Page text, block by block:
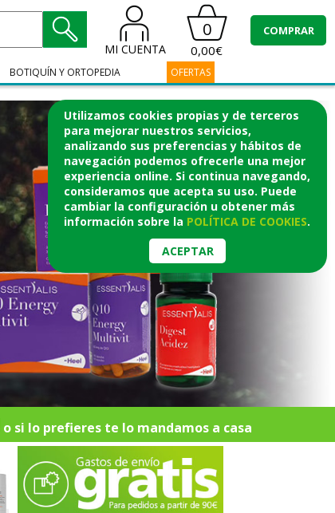
Utilizamos cookies propias y de terceros
para mejorar nuestros servicios,
analizando sus preferencias y hábitos de
navegación podemos ofrecerle una mejor
experiencia online. Si continua navegando,
consideramos que acepta su uso. Puede
cambiar la configuración u obtener más
información sobre la POLÍTICA DE COOKIES.
ACEPTAR
MI CUENTA
0
0,00€
COMPRAR
BOTIQUÍN Y ORTOPEDIA OFERTAS
o si lo prefieres te lo mandamos a casa